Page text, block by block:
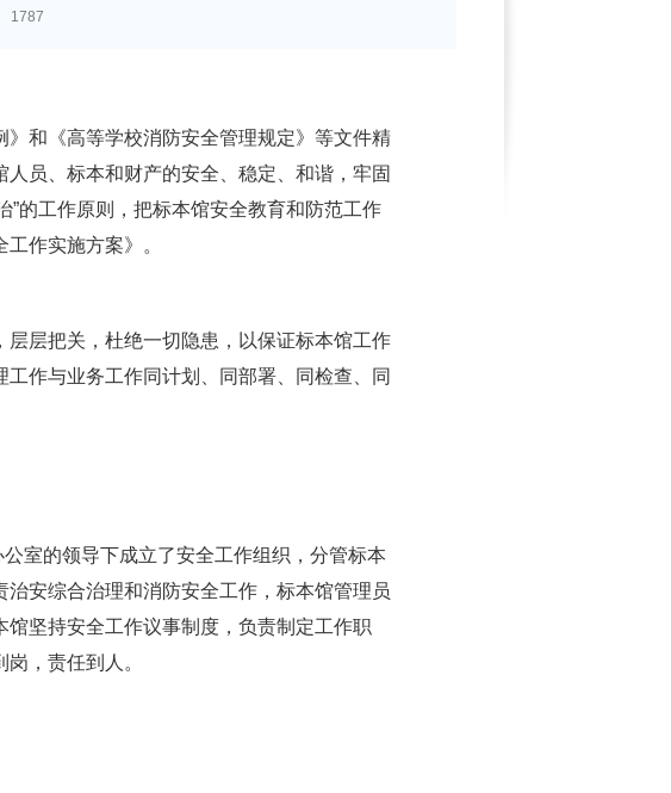
1787
和《高等学校消防安全管理规定》等文件精
员、标本和财产的安全、稳定、和谐，牢固
”的工作原则，把标本馆安全教育和防范工作
作实施方案》。
层把关，杜绝一切隐患，以保证标本馆工作
作与业务工作同计划、同部署、同检查、同
室的领导下成立了安全工作组织，分管标本
安综合治理和消防安全工作，标本馆管理员
坚持安全工作议事制度，负责制定工作职
，责任到人。